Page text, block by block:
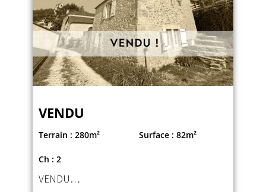
VENDU
Terrain : 280m² Surface : 82m²
Ch : 2
VENDU…